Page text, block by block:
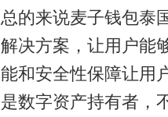
总的来说麦子钱包泰
解决方案，让用户能
能和安全性保障让用
是数字资产持有者，